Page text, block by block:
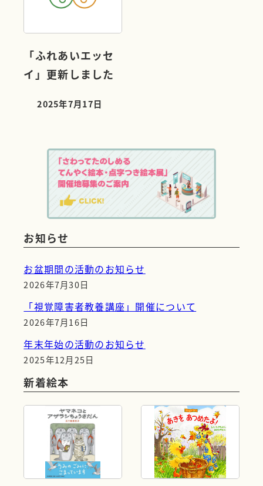
「ふれあいエッセ
イ」更新しました
投稿日
2025年7月17日
お知らせ
お盆期間の活動のお知らせ
2026年7月30日
「視覚障害者教養講座」開催について
2026年7月16日
年末年始の活動のお知らせ
2025年12月25日
新着絵本